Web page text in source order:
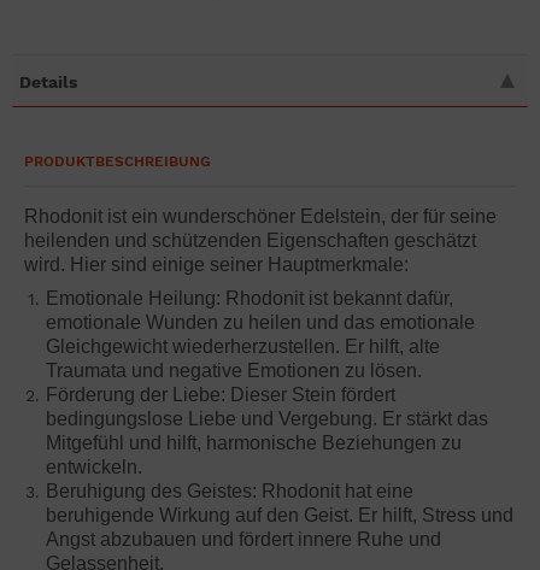
Details
PRODUKTBESCHREIBUNG
Rhodonit ist ein wunderschöner Edelstein, der für seine
heilenden und schützenden Eigenschaften geschätzt
wird. Hier sind einige seiner Hauptmerkmale:
Emotionale Heilung: Rhodonit ist bekannt dafür,
emotionale Wunden zu heilen und das emotionale
Gleichgewicht wiederherzustellen. Er hilft, alte
Traumata und negative Emotionen zu lösen.
Förderung der Liebe: Dieser Stein fördert
bedingungslose Liebe und Vergebung. Er stärkt das
Mitgefühl und hilft, harmonische Beziehungen zu
entwickeln.
Beruhigung des Geistes: Rhodonit hat eine
beruhigende Wirkung auf den Geist. Er hilft, Stress und
Angst abzubauen und fördert innere Ruhe und
Gelassenheit.